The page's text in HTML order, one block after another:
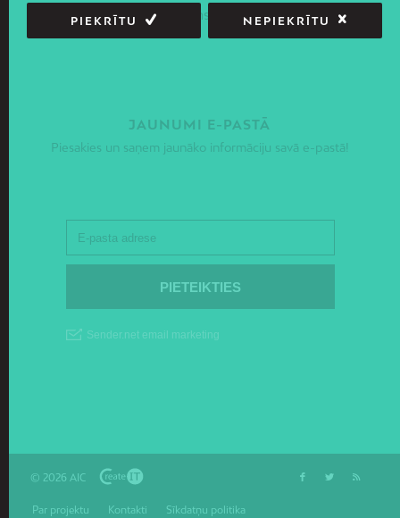
Piekļūstamības paziņojums
JAUNUMI E-PASTĀ
Piesakies un saņem jaunāko informāciju savā e-pastā!
© 2026 AIC
Par projektu Kontakti Sīkdatņu politika
PIEKRĪTU NEPIEKRĪTU